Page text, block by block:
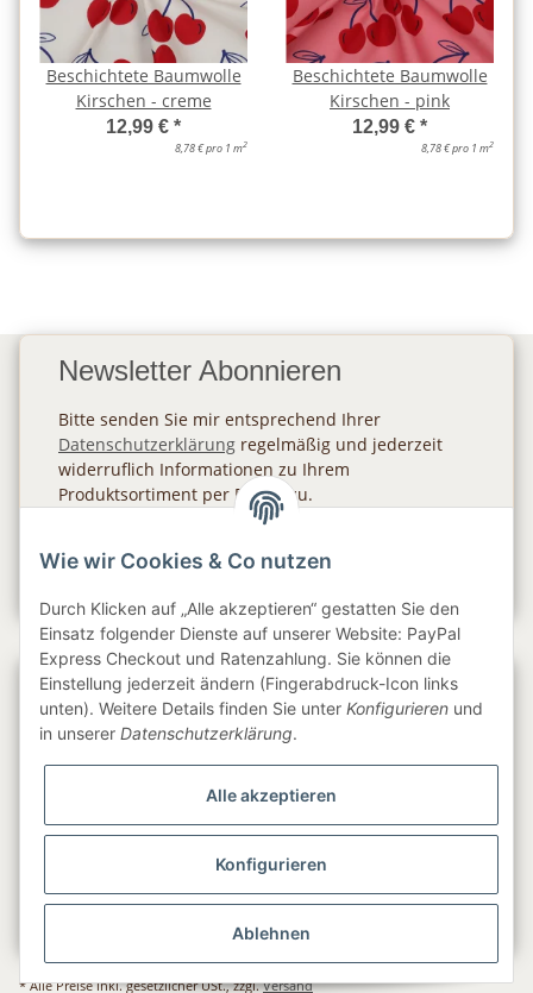
Beschichtete Baumwolle
Kirschen - creme
12,99 € *
8,78 € pro 1 m2
Beschichtete Baumwolle
Kirschen - pink
12,99 € *
8,78 € pro 1 m2
Newsletter Abonnieren
Bitte senden Sie mir entsprechend Ihrer
Datenschutzerklärung regelmäßig und jederzeit
widerruflich Informationen zu Ihrem
Produktsortiment per E-Mail zu.
Gesetzliche Informationen
* Alle Preise inkl. gesetzlicher USt., zzgl.Versand
Wie wir Cookies & Co nutzen
Durch Klicken auf „Alle akzeptieren“ gestatten Sie den
Einsatz folgender Dienste auf unserer Website: PayPal
Express Checkout und Ratenzahlung. Sie können die
Einstellung jederzeit ändern (Fingerabdruck-Icon links
unten). Weitere Details finden Sie unter Konfigurieren und
in unserer Datenschutzerklärung.
Alle akzeptieren
Konfigurieren
Ablehnen